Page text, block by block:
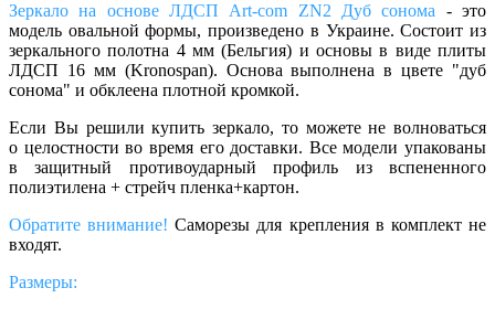
Зеркало на основе ЛДСП Art-com ZN2 Дуб сонома - это
модель овальной формы, произведено в Украине. Состоит из
зеркального полотна 4 мм (Бельгия) и основы в виде плиты
ЛДСП 16 мм (Kronospan). Основа выполнена в цвете "дуб
сонома" и обклеена плотной кромкой.
Если Вы решили купить зеркало, то можете не волноваться
о целостности во время его доставки. Все модели упакованы
в защитный противоударный профиль из вспененного
полиэтилена + стрейч пленка+картон.
Обратите внимание!Саморезы для крепления в комплект не
входят.
Размеры: